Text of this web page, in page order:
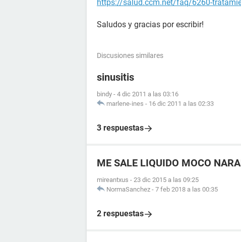
https://salud.ccm.net/faq/6260-
Saludos y gracias por escribir!
Discusiones similares
sinusitis
bindy - 4 dic 2011 a las 03:16
marlene-ines - 16 dic 2011 a las 02:33
3 respuestas
ME SALE LIQUIDO MOCO
mireantxus - 23 dic 2015 a las 09:25
NormaSanchez - 7 feb 2018 a las 00:35
2 respuestas